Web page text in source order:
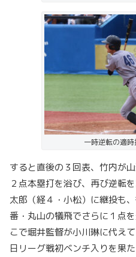
一時逆転の適
すると直後の３回表、竹内が
２点本塁打を浴び、再び逆転
太郎（経４・小松）に継投も
番・丸山の犠飛でさらに１点
こで堀井監督が小川琳に代え
日リーグ戦初ベンチ入りを果